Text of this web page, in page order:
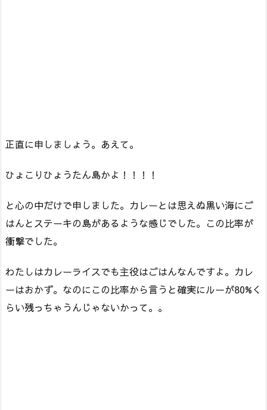
正直に申しましょう。あえて。
ひょこりひょうたん島かよ！！！！
と心の中だけで申しました。カレーとは思えぬ黒い海にご
はんとステーキの島があるような感じでした。この比率が
衝撃でした。
わたしはカレーライスでも主役はごはんなんですよ。カレ
ーはおかず。なのにこの比率から言うと確実にルーが80%く
らい残っちゃうんじゃないかって。。